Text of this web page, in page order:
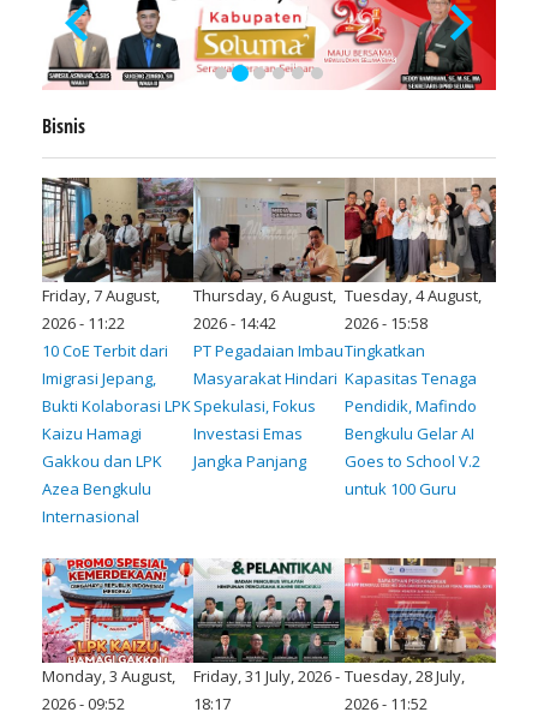
Bisnis
Friday, 7 August,
2026 - 11:22
‎10 CoE Terbit dari
Imigrasi Jepang,
Bukti Kolaborasi LPK
Kaizu Hamagi
Gakkou dan LPK
Azea Bengkulu
Internasional
Thursday, 6 August,
2026 - 14:42
PT Pegadaian Imbau
Masyarakat Hindari
Spekulasi, Fokus
Investasi Emas
Jangka Panjang
Tuesday, 4 August,
2026 - 15:58
​Tingkatkan
Kapasitas Tenaga
Pendidik, Mafindo
Bengkulu Gelar AI
Goes to School V.2
untuk 100 Guru
Monday, 3 August,
2026 - 09:52
Friday, 31 July, 2026 -
18:17
Tuesday, 28 July,
2026 - 11:52